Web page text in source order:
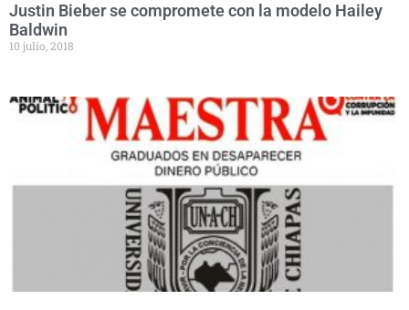
Justin Bieber se compromete con la modelo Hailey
Baldwin
10 julio, 2018